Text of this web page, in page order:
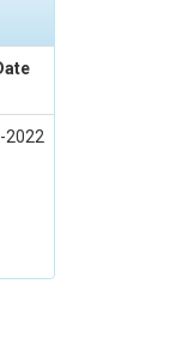
2022